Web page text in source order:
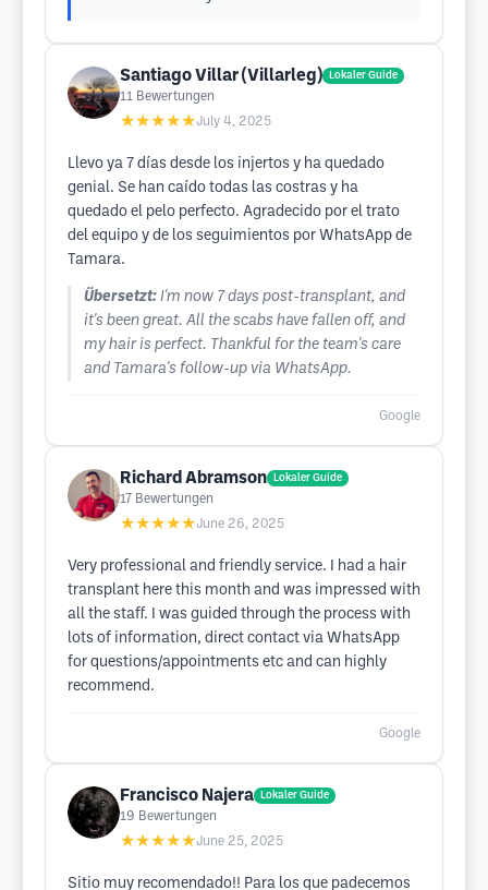
Santiago Villar (Villarleg) Lokaler Guide
11 Bewertungen
★★★★★July 4, 2025
Llevo ya 7 días desde los injertos y ha quedado
genial. Se han caído todas las costras y ha
quedado el pelo perfecto. Agradecido por el trato
del equipo y de los seguimientos por WhatsApp de
Tamara.
Übersetzt: I'm now 7 days post-transplant, and
it's been great. All the scabs have fallen off, and
my hair is perfect. Thankful for the team's care
and Tamara's follow-up via WhatsApp.
Google
Richard Abramson Lokaler Guide
17 Bewertungen
★★★★★June 26, 2025
Very professional and friendly service. I had a hair
transplant here this month and was impressed with
all the staff. I was guided through the process with
lots of information, direct contact via WhatsApp
for questions/appointments etc and can highly
recommend.
Google
Francisco Najera Lokaler Guide
19 Bewertungen
★★★★★June 25, 2025
Sitio muy recomendado!! Para los que padecemos